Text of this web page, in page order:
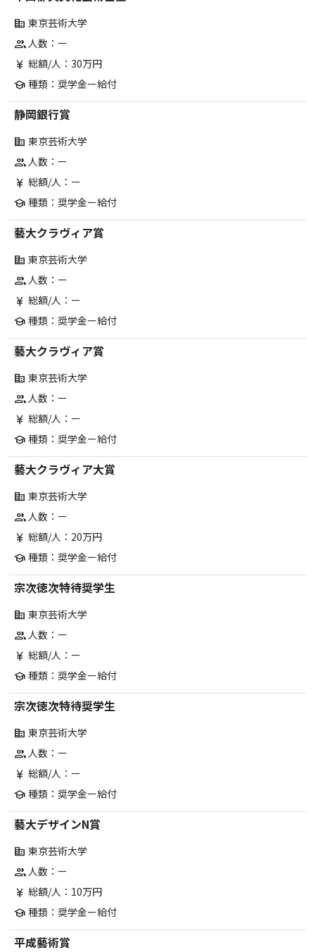
corporate_fare 東京芸術大学
group人数：ー
currency_yen 総額/人：30万円
school 種類：奨学金ー給付
静岡銀行賞
corporate_fare 東京芸術大学
group人数：ー
currency_yen 総額/人：ー
school 種類：奨学金ー給付
藝大クラヴィア賞
corporate_fare 東京芸術大学
group人数：ー
currency_yen 総額/人：ー
school 種類：奨学金ー給付
藝大クラヴィア賞
corporate_fare 東京芸術大学
group人数：ー
currency_yen 総額/人：ー
school 種類：奨学金ー給付
藝大クラヴィア大賞
corporate_fare 東京芸術大学
group人数：ー
currency_yen 総額/人：20万円
school 種類：奨学金ー給付
宗次徳次特待奨学生
corporate_fare 東京芸術大学
group人数：ー
currency_yen 総額/人：ー
school 種類：奨学金ー給付
宗次徳次特待奨学生
corporate_fare 東京芸術大学
group人数：ー
currency_yen 総額/人：ー
school 種類：奨学金ー給付
藝大デザインN賞
corporate_fare 東京芸術大学
group人数：ー
currency_yen 総額/人：10万円
school 種類：奨学金ー給付
平成藝術賞